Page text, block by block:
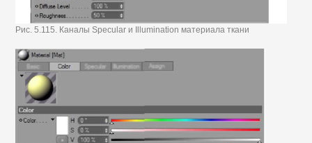
Рис. 5.115. Каналы Specular и Illumination материала ткани